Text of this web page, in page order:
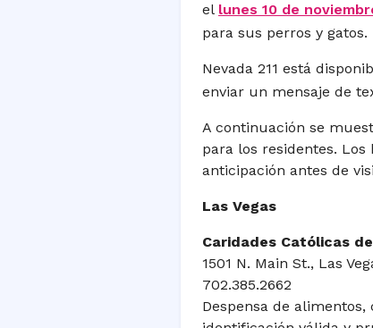
el lunes 10 de
para sus perros y gatos.
Nevada 211 está
enviar un mensaje de
A continuación se
para los residentes.
anticipación antes de
Las Vegas
Caridades Católicas
1501 N. Main St., Las
702.385.2662
Despensa de